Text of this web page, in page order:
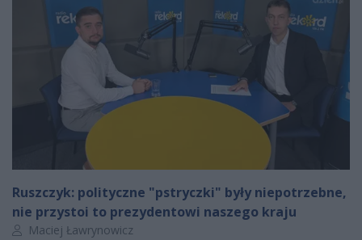
Ruszczyk: polityczne "pstryczki" były niepotrzebne,
nie przystoi to prezydentowi naszego kraju
Autor artykułu:
Maciej Ławrynowicz